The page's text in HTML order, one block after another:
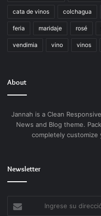
cata de vinos colchagua
feria maridaje rosé
vendimia vino vinos
About
Jannah is a Clean
News and Blog theme.
completely
Newsletter
su